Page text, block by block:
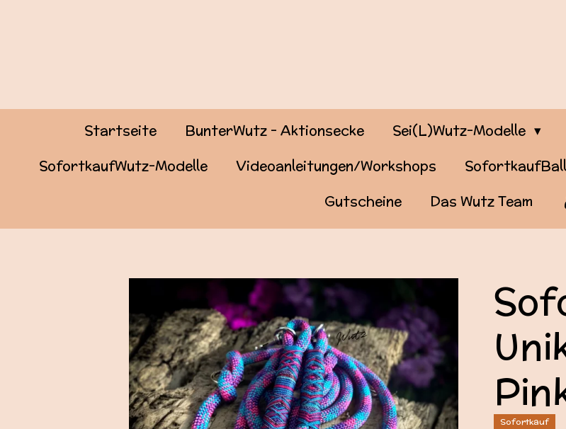
Startseite BunterWutz - Aktionsecke Sei(L)Wutz-Modelle
SofortkaufWutz-Modelle
Videoanleitungen/Workshops
Gutscheine
Das Wutz Team
Sofortkauf